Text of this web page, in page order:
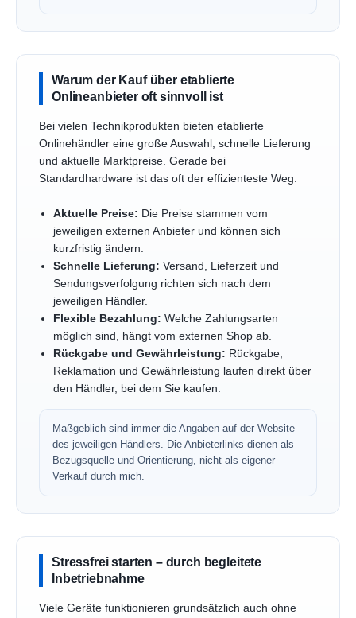
Warum der Kauf über etablierte
Onlineanbieter oft sinnvoll ist
Bei vielen Technikprodukten bieten etablierte
Onlinehändler eine große Auswahl, schnelle Lieferung
und aktuelle Marktpreise. Gerade bei
Standardhardware ist das oft der effizienteste Weg.
Aktuelle Preise: Die Preise stammen vom
jeweiligen externen Anbieter und können sich
kurzfristig ändern.
Schnelle Lieferung: Versand, Lieferzeit und
Sendungsverfolgung richten sich nach dem
jeweiligen Händler.
Flexible Bezahlung: Welche Zahlungsarten
möglich sind, hängt vom externen Shop ab.
Rückgabe und Gewährleistung: Rückgabe,
Reklamation und Gewährleistung laufen direkt über
den Händler, bei dem Sie kaufen.
Maßgeblich sind immer die Angaben auf der Website
des jeweiligen Händlers. Die Anbieterlinks dienen als
Bezugsquelle und Orientierung, nicht als eigener
Verkauf durch mich.
Stressfrei starten – durch begleitete
Inbetriebnahme
Viele Geräte funktionieren grundsätzlich auch ohne